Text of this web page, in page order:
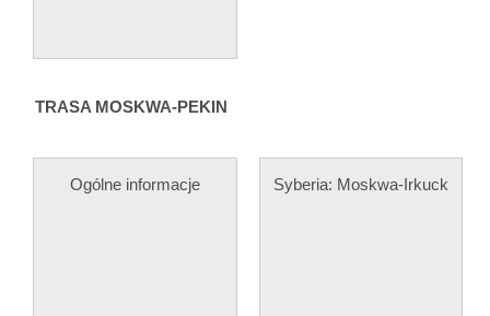
TRASA MOSKWA-PEKIN
Ogólne informacje Syberia: Moskwa-Irkuck